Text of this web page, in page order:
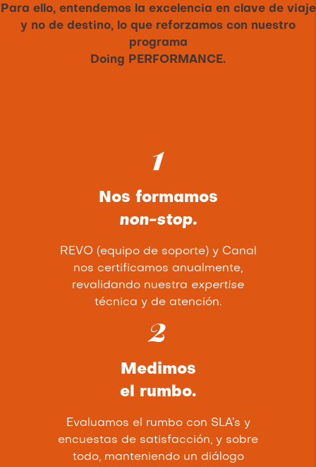
Para ello, entendemos la excelencia en clave de viaje
y no de destino, lo que reforzamos con nuestro
programa
Doing PERFORMANCE.
1
Nos formamos
non-stop.
REVO (equipo de soporte) y Canal
nos certificamos anualmente,
revalidando nuestra expertise
técnica y de atención.
2
Medimos
el rumbo.
Evaluamos el rumbo con SLA’s y
encuestas de satisfacción, y sobre
todo, manteniendo un diálogo